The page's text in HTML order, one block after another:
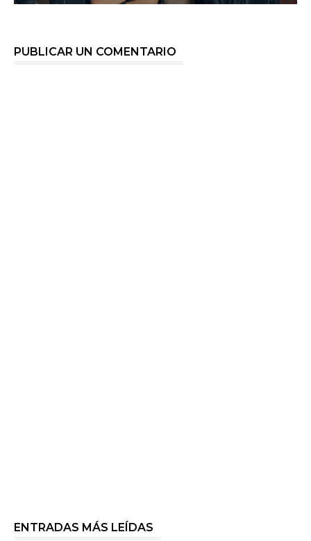
PUBLICAR UN COMENTARIO
ENTRADAS MÁS LEÍDAS